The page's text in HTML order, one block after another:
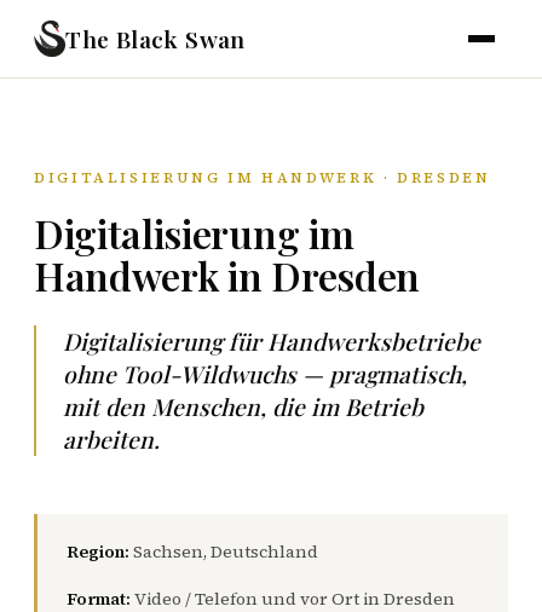
The Black Swan
DIGITALISIERUNG IM HANDWERK · DRESDEN
Digitalisierung im
Handwerk in Dresden
Digitalisierung für Handwerksbetriebe
ohne Tool-Wildwuchs — pragmatisch,
mit den Menschen, die im Betrieb
arbeiten.
Region: Sachsen, Deutschland
Format: Video / Telefon und vor Ort in Dresden